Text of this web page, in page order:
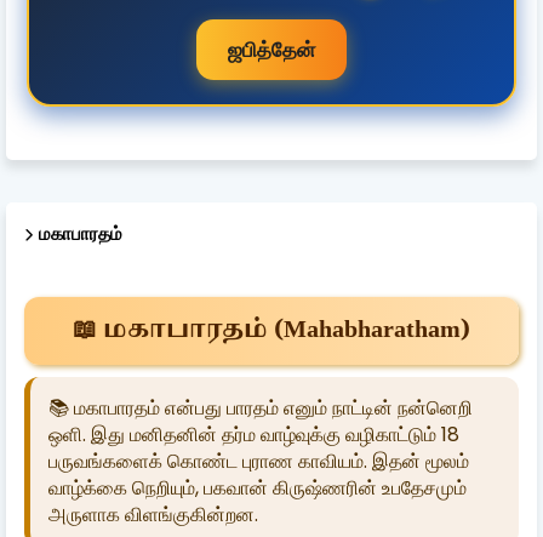
ஜபித்தேன்
மகாபாரதம்
📖 மகாபாரதம் (Mahabharatham)
📚 மகாபாரதம் என்பது பாரதம் எனும் நாட்டின் நன்னெறி
ஒளி. இது மனிதனின் தர்ம வாழ்வுக்கு வழிகாட்டும் 18
பருவங்களைக் கொண்ட புராண காவியம். இதன் மூலம்
வாழ்க்கை நெறியும், பகவான் கிருஷ்ணரின் உபதேசமும்
அருளாக விளங்குகின்றன.